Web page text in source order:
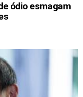
ódio esmagam